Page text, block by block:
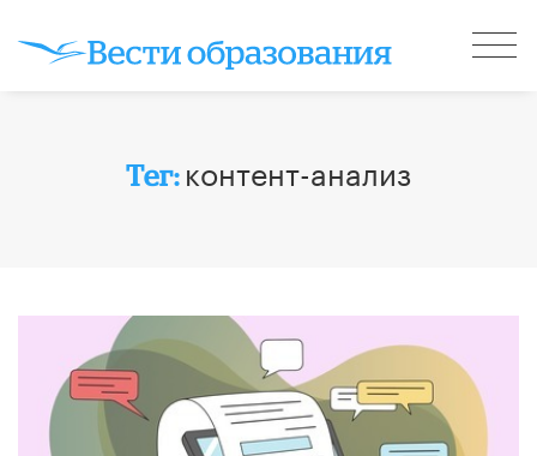
Тег: контент-анализ